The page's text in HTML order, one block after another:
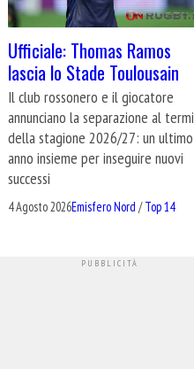
Ufficiale: Thomas Ramos
lascia lo Stade Toulousain
Il club rossonero e il giocatore
annunciano la separazione al
della stagione 2026/27: un ultimo
anno insieme per inseguire nuovi
successi
4 Agosto 2026Emisfero Nord /Top 14